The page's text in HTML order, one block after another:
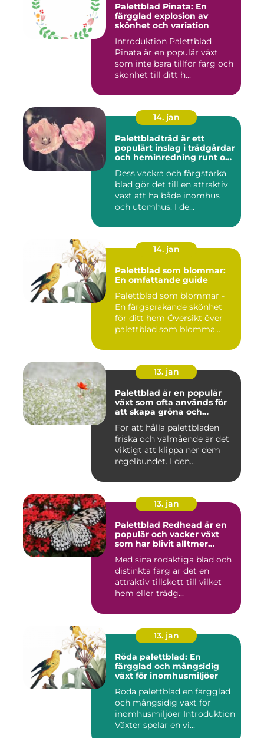
Palettblad Pinata: En
färgglad explosion av
skönhet och variation
Introduktion Palettblad
Pinata är en populär växt
som inte bara tillför färg och
skönhet till ditt h...
14. jan
Palettbladträd är ett
populärt inslag i trädgårdar
och heminredning runt om
Dess vackra och färgstarka
blad gör det till en attraktiv
växt att ha både inomhus
och utomhus. I de...
14. jan
Palettblad som blommar:
En omfattande guide
Palettblad som blommar -
En färgsprakande skönhet
för ditt hem Översikt över
palettblad som blomma...
13. jan
Palettblad är en populär
växt som ofta används för
att skapa gröna och
inomhusmiljöer
För att hålla palettbladen
friska och välmående är det
viktigt att klippa ner dem
regelbundet. I den...
13. jan
Palettblad Redhead är en
populär och vacker växt
som har blivit alltmer
trädgårdsentusiaster
Med sina rödaktiga blad och
distinkta färg är det en
attraktiv tillskott till vilket
hem eller trädg...
13. jan
Röda palettblad: En
färgglad och mångsidig
växt för inomhusmiljöer
Röda palettblad en färgglad
och mångsidig växt för
inomhusmiljöer Introduktion
Växter spelar en vi...